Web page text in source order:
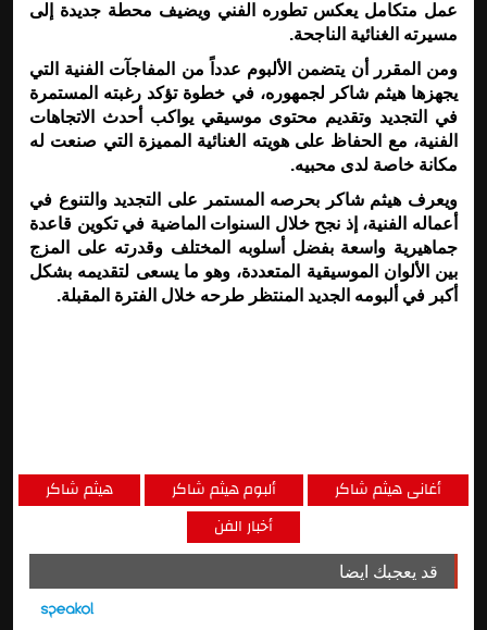
عمل متكامل يعكس تطوره الفني ويضيف محطة جديدة إلى
مسيرته الغنائية الناجحة.
ومن المقرر أن يتضمن الألبوم عدداً من المفاجآت الفنية التي
يجهزها هيثم شاكر لجمهوره، في خطوة تؤكد رغبته المستمرة
في التجديد وتقديم محتوى موسيقي يواكب أحدث الاتجاهات
الفنية، مع الحفاظ على هويته الغنائية المميزة التي صنعت له
مكانة خاصة لدى محبيه.
ويعرف هيثم شاكر بحرصه المستمر على التجديد والتنوع في
أعماله الفنية، إذ نجح خلال السنوات الماضية في تكوين قاعدة
جماهيرية واسعة بفضل أسلوبه المختلف وقدرته على المزج
بين الألوان الموسيقية المتعددة، وهو ما يسعى لتقديمه بشكل
أكبر في ألبومه الجديد المنتظر طرحه خلال الفترة المقبلة.
هيثم شاكر ألبوم هيثم شاكر
أغانى هيثم شاكر
أخبار الفن
قد يعجبك ايضا